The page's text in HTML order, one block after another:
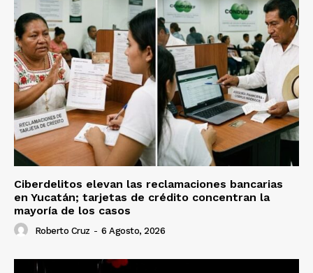
Ciberdelitos elevan las reclamaciones bancarias
en Yucatán; tarjetas de crédito concentran la
mayoría de los casos
Roberto Cruz - 6 Agosto, 2026